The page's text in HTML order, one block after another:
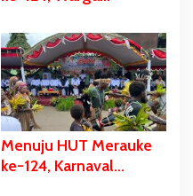
Akan Dapat Kado
Spesial
Menuju HUT Merauke
ke-124, Karnaval